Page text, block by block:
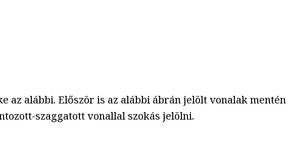
az alábbi. Először is az alábbi ábrán jelölt vonalak mentén
szaggatott vonallal szokás jelölni.